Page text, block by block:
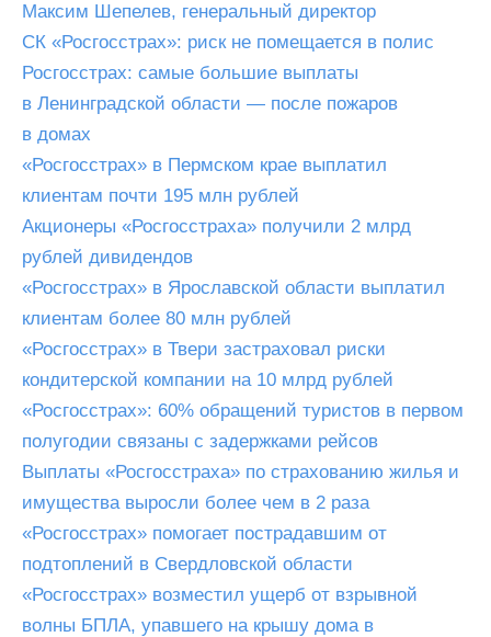
Максим Шепелев, генеральный директор
СК «Росгосстрах»: риск не помещается в полис
Росгосстрах: самые большие выплаты
в Ленинградской области — после пожаров
в домах
«Росгосстрах» в Пермском крае выплатил
клиентам почти 195 млн рублей
Акционеры «Росгосстраха» получили 2 млрд
рублей дивидендов
«Росгосстрах» в Ярославской области выплатил
клиентам более 80 млн рублей
«Росгосстрах» в Твери застраховал риски
кондитерской компании на 10 млрд рублей
«Росгосстрах»: 60% обращений туристов в первом
полугодии связаны с задержками рейсов
Выплаты «Росгосстраха» по страхованию жилья и
имущества выросли более чем в 2 раза
«Росгосстрах» помогает пострадавшим от
подтоплений в Свердловской области
«Росгосстрах» возместил ущерб от взрывной
волны БПЛА, упавшего на крышу дома в